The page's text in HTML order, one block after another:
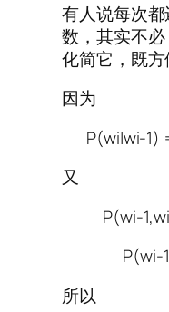
有人说每次
数，其实不
化简它，既方
因为
P(wi|wi-1)
又
P(wi-
所以